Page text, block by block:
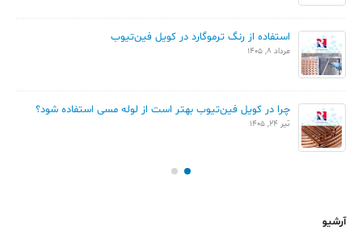
استفاده از رنگ ترموگارد در کویل فین‌تیوب
مرداد 8, 1405
چرا در کویل فین‌تیوب بهتر است از لوله مسی استفاده شود؟
تیر 24, 1405
آرشیو